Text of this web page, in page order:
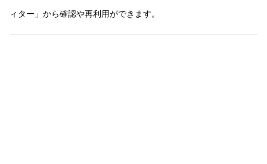
ィター」から確認や再利用ができます。